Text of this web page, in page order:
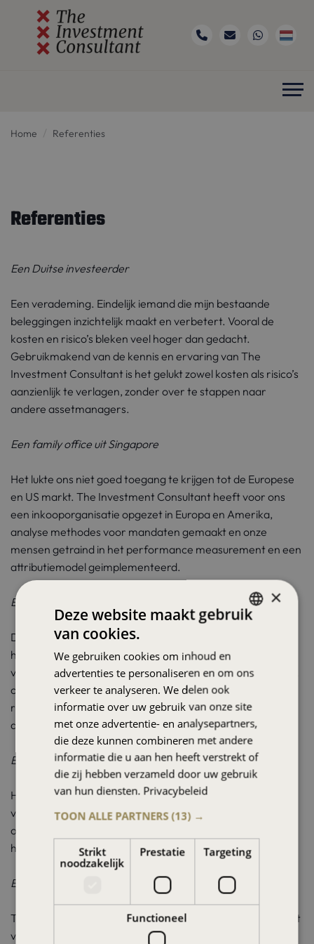
Home Referenties
Referenties
Een Duitse investeerder
Een verademing. Eindelijk iemand die mijn bestaande
beleggingen inzichtelijk maakt en verbetert. Vooral de
kosten en risico’s bleken veel hoger dan gedacht.
Gebruikmakend van de kennis en ervaring van The
Investment Consultant is het gelukt zowel kosten als risico’s
aanzienlijk te verlagen, zonder over te stappen naar
andere assetmanagers.
Een family office uit Singapore
Het lukte ons niet goed toegang te krijgen tot de Europese
en US markt. The Investment Consultant heeft voor ons
een inkooporganisatie opgezet in Europa en Amerika,
analyse methodes voor mandaten gemaakt en onze
mensen getraind in het performance measurement en een
attributiemodel geimplementeerd.
Een investeringsgroep uit het Midden Oosten
De opzet van een dynamisch riskmanagement systeem
heeft veel waarde toegevoegd voor ons bedrijf. Niet alleen
voldeden we beter aan de eisen van onze toezichthouders,
ook waren we beter in staat om snel en adequaat
riskassessements te maken van investeringsstrategieen
die ons werden aangeboden.
Een Nederlandse ondernemer
Heerlijk, no-nonsens, goed en goedkoop. Niets ten nadele
van banken en vermogensbeheerders, maar het bli
ondoorzichtige business. The Investment Consultant heeft
het beter, goedkoper en veel inzichtelijker gemaakt.
Een bankinstelling
The Investment Consultant heeft een family office opgezet
voor onze klanten. Het business concept is ontwikkeld en
GERMAN
SPANISH
HINDI
ARABIC
×
Deze website maakt gebruik
van cookies.
We gebruiken cookies om inhoud en
advertenties te personaliseren en om ons
verkeer te analyseren. We delen ook
informatie over uw gebruik van onze site
met onze advertentie- en analysepartners,
die deze kunnen combineren met andere
informatie die u aan hen heeft verstrekt of
die zij hebben verzameld door uw gebruik
van hun diensten. Privacybeleid
TOON ALLE PARTNERS (13) →
Strikt
noodzakelijk
Prestatie Targeting
Functioneel